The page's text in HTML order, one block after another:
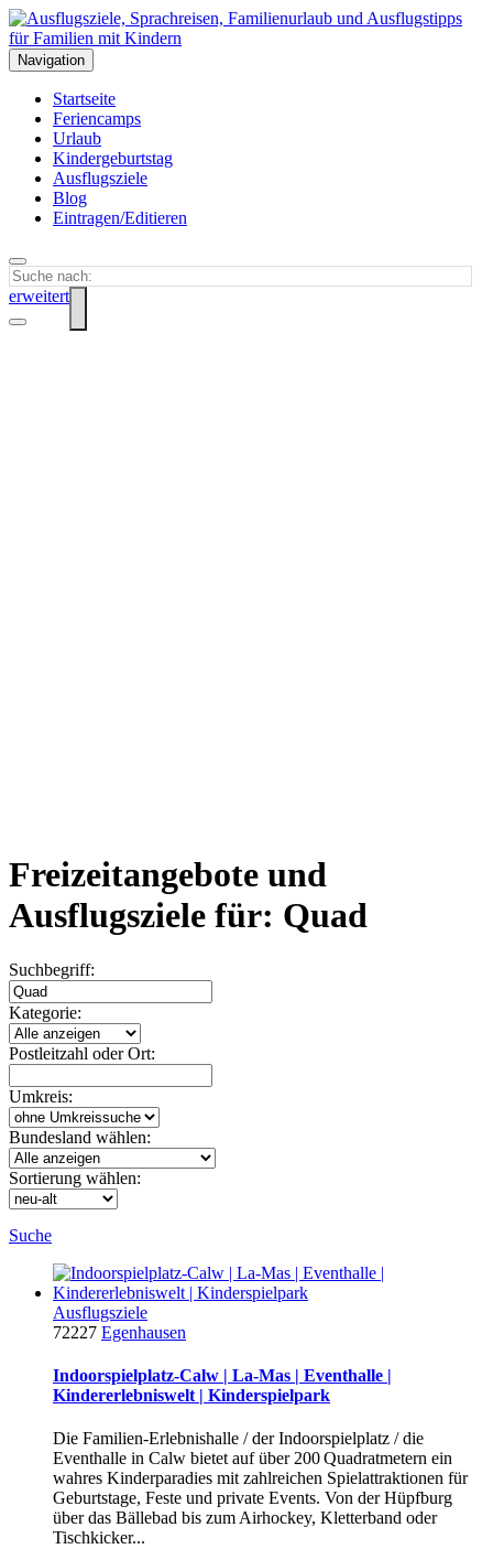
Navigation
Startseite
Feriencamps
Urlaub
Kindergeburtstag
Ausflugsziele
Blog
Eintragen/Editieren
erweitert
Freizeitangebote und
Ausflugsziele für: Quad
Suchbegriff:
Kategorie:
Postleitzahl oder Ort:
Umkreis:
Bundesland wählen:
Sortierung wählen:
Suche
Ausflugsziele
72227 Egenhausen
Indoorspielplatz-Calw | La-Mas | Eventhalle |
Kindererlebniswelt | Kinderspielpark
Die Familien-Erlebnishalle / der Indoorspielplatz / die
Eventhalle in Calw bietet auf über 200 Quadratmetern ein
wahres Kinderparadies mit zahlreichen Spielattraktionen für
Geburtstage, Feste und private Events. Von der Hüpfburg
über das Bällebad bis zum Airhockey, Kletterband oder
Tischkicker...